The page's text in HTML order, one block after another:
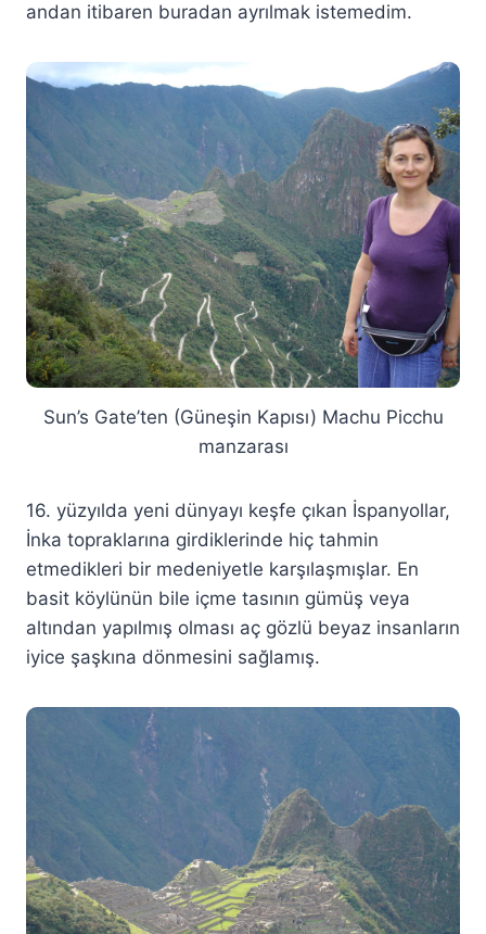
andan itibaren buradan ayrılmak istemedim.
Sun’s Gate’ten (Güneşin Kapısı) Machu Picchu
manzarası
16. yüzyılda yeni dünyayı keşfe çıkan İspanyollar,
İnka topraklarına girdiklerinde hiç tahmin
etmedikleri bir medeniyetle karşılaşmışlar. En
basit köylünün bile içme tasının gümüş veya
altından yapılmış olması aç gözlü beyaz insanların
iyice şaşkına dönmesini sağlamış.